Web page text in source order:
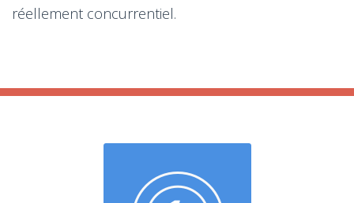
réellement concurrentiel.